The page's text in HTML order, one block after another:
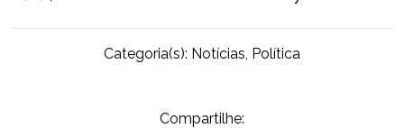
Categoria(s): Notícias Política
Compartilhe: